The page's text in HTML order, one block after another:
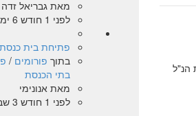
הנ"ל
מאתגבריאל זדה
לפני 1 חודש 6 ימים
פתיחת בית
בתוך פורומים /
בתי הכנסת
מאתאנונימי
לפני 1 חודש 3 שבועות